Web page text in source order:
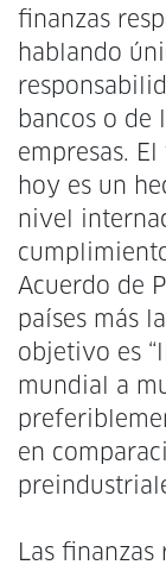
finanzas
hablando
bancos o de
empresas.
hoy es un
nivel
Acuerdo de
países más
objetivo es
mundial a
en
Las finanzas